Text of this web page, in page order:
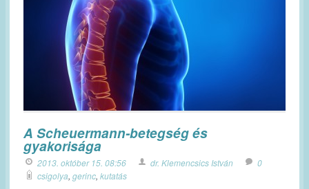
A Scheuermann-betegség és
gyakorisága
2013. október 15. 08:56 dr. Klemencsics István
0
csigolya, gerinc, kutatás